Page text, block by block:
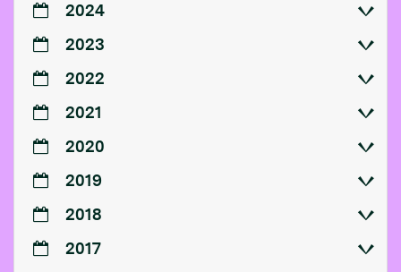
2024
2023
2022
2021
2020
2019
2018
2017